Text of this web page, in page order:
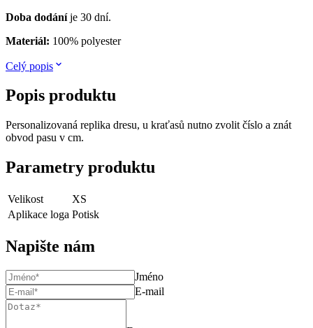
Doba dodáníje 30 dní.
Materiál: 100% polyester
Celý popis
Popis produktu
Personalizovaná replika dresu, u kraťasů nutno zvolit číslo a znát
obvod pasu v cm.
Parametry produktu
Velikost
XS
Aplikace loga Potisk
Napište nám
Jméno
E-mail